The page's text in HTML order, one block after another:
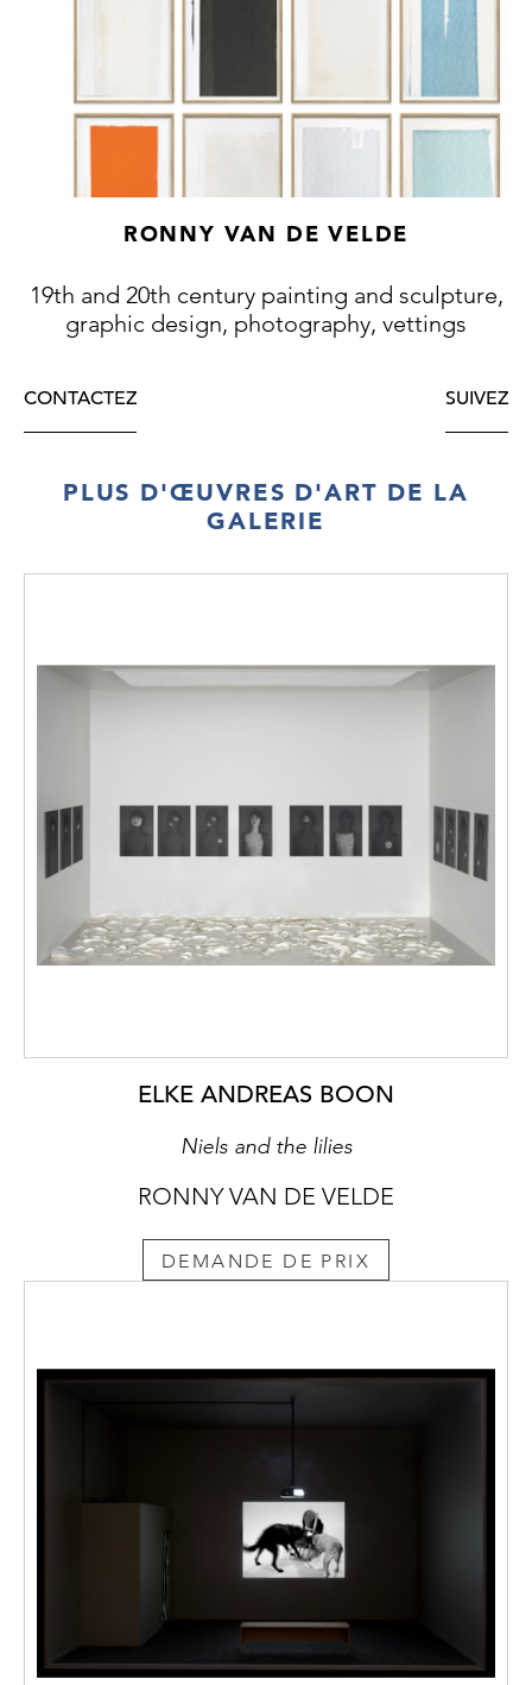
RONNY VAN DE VELDE
19th and 20th century painting and sculpture,
graphic design, photography, vettings
CONTACTEZ SUIVEZ
PLUS D'ŒUVRES D'ART DE LA
GALERIE
ELKE ANDREAS BOON
Niels and the lilies
RONNY VAN DE VELDE
DEMANDE DE PRIX